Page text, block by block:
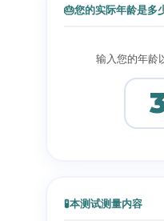
🎂您的实际年龄是多
输入您的年龄
🧪本测试测量内容